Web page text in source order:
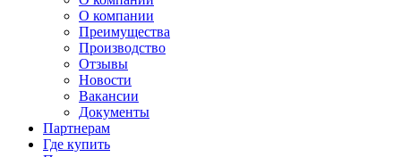
О компании
Преимущества
Производство
Отзывы
Новости
Вакансии
Документы
Партнерам
Где купить